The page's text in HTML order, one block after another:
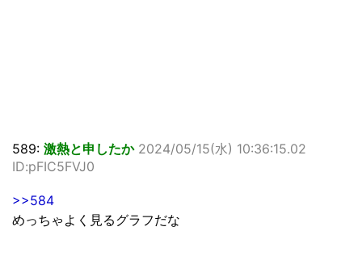
589: 激熱と申したか 2024/05/15(水) 10:36:15.02
ID:pFIC5FVJ0
>>584
めっちゃよく見るグラフだな